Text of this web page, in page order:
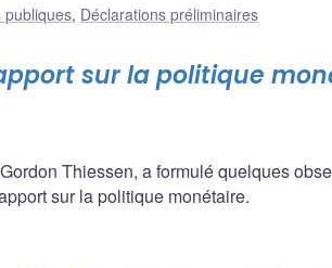
publiques, Déclarations préliminaires
sur la politique
Thiessen, a formulé quelques
sur la politique monétaire.